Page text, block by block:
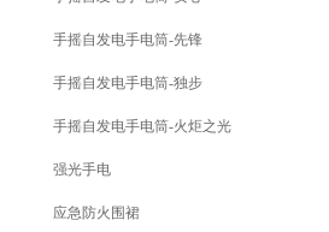
手摇自发电手电筒-先锋
手摇自发电手电筒-独步
手摇自发电手电筒-火炬之光
强光手电
应急防火围裙